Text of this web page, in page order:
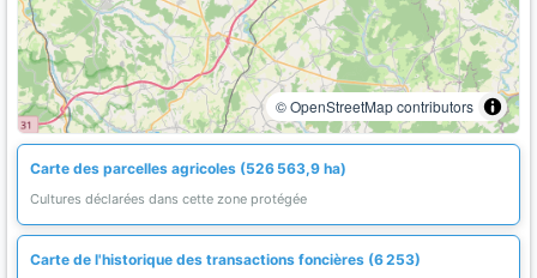
© OpenStreetMap contributors
Carte des parcelles agricoles (526 563,9 ha)
Cultures déclarées dans cette zone protégée
Carte de l'historique des transactions foncières (6 253)